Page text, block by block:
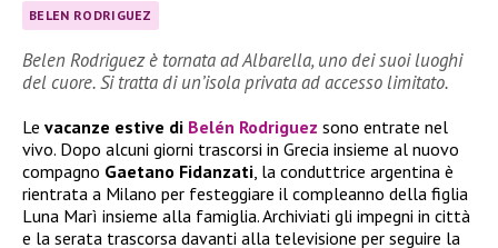
BELEN RODRIGUEZ
Belen Rodriguez è tornata ad Albarella, uno dei suoi luoghi
del cuore. Si tratta di un’isola privata ad accesso limitato.
Le vacanze estive di Belén Rodriguez sono entrate nel
vivo. Dopo alcuni giorni trascorsi in Grecia insieme al nuovo
compagno Gaetano Fidanzati , la conduttrice argentina è
rientrata a Milano per festeggiare il compleanno della figlia
Luna Marì insieme alla famiglia. Archiviati gli impegni in città
e la serata trascorsa davanti alla televisione per seguire la